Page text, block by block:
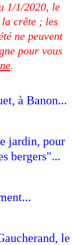
1/1/2020, le
la crête ; les
ne peuvent
pour vous
.
à Banon...
jardin, pour
bergers"...
le